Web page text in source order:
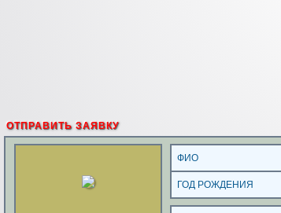
ОТПРАВИТЬ ЗАЯВКУ
ФИО
ГОД РОЖДЕНИЯ